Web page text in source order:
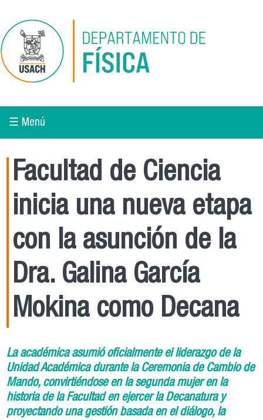
☰ Menú
Facultad de Ciencia
inicia una nueva etapa
con la asunción de la
Dra. Galina García
Mokina como Decana
La académica asumió oficialmente el liderazgo de la
Unidad Académica durante la Ceremonia de Cambio de
Mando, convirtiéndose en la segunda mujer en la
historia de la Facultad en ejercer la Decanatura y
proyectando una gestión basada en el diálogo, la